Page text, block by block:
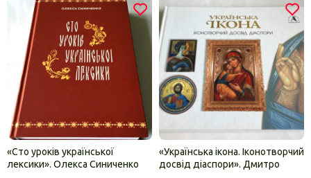
«Сто уроків української
лексики». Олекса Синиченко
«Українська ікона. Іконотворчий
досвід діаспори». Дмитро